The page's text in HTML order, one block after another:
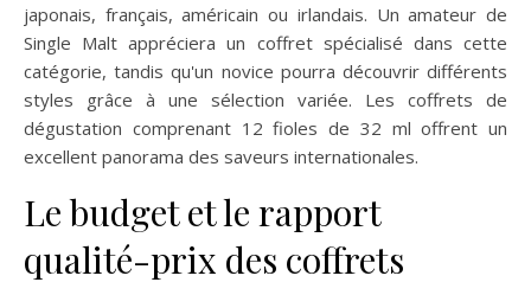
japonais, français, américain ou irlandais. Un amateur de
Single Malt appréciera un coffret spécialisé dans cette
catégorie, tandis qu'un novice pourra découvrir différents
styles grâce à une sélection variée. Les coffrets de
dégustation comprenant 12 fioles de 32 ml offrent un
excellent panorama des saveurs internationales.
Le budget et le rapport
qualité-prix des coffrets